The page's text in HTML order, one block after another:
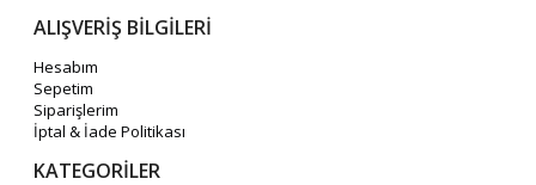
ALIŞVERİŞ BİLGİLERİ
Hesabım
Sepetim
Siparişlerim
İptal & İade Politikası
KATEGORİLER